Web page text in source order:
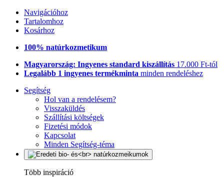
Navigációhoz
Tartalomhoz
Kosárhoz
100% natúrkozmetikum
Magyarország: Ingyenes standard kiszállítás 17.000 Ft-tól
Legalább 1 ingyenes termékminta minden rendeléshez
Segítség
Hol van a rendelésem?
Visszaküldés
Szállítási költségek
Fizetési módok
Kapcsolat
Minden Segítség-téma
Több inspiráció